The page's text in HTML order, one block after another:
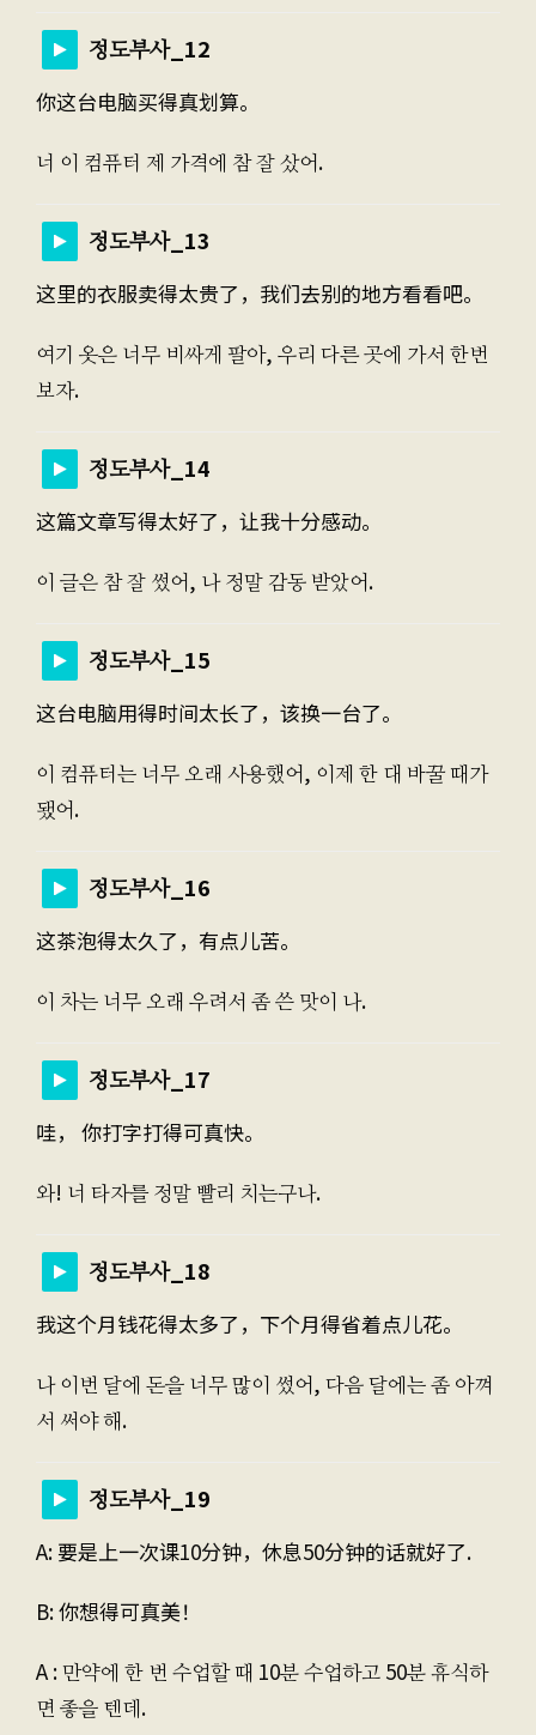
정도부사_12
你这台电脑买得真划算。
너 이 컴퓨터 제 가격에 참 잘 샀어.
정도부사_13
这里的衣服卖得太贵了，我们去别的地方看看吧。
여기 옷은 너무 비싸게 팔아, 우리 다른 곳에 가서 한번
보자.
정도부사_14
这篇文章写得太好了，让我十分感动。
이 글은 참 잘 썼어, 나 정말 감동 받았어.
정도부사_15
这台电脑用得时间太长了，该换一台了。
이 컴퓨터는 너무 오래 사용했어, 이제 한 대 바꿀 때가
됐어.
정도부사_16
这茶泡得太久了，有点儿苦。
이 차는 너무 오래 우려서 좀 쓴 맛이 나.
정도부사_17
哇， 你打字打得可真快。
와! 너 타자를 정말 빨리 치는구나.
정도부사_18
我这个月钱花得太多了，下个月得省着点儿花。
나 이번 달에 돈을 너무 많이 썼어, 다음 달에는 좀 아껴
서 써야 해.
정도부사_19
A: 要是上一次课10分钟，休息50分钟的话就好了.
B: 你想得可真美！
A : 만약에 한 번 수업할 때 10분 수업하고 50분 휴식하
면 좋을 텐데.